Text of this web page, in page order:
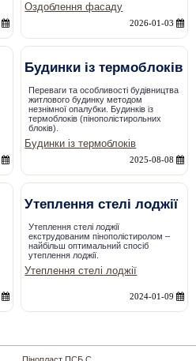
Оздоблення фасаду
2026-01-03
Будинки із термоблоків
Переваги та особливості будівництва
житлового будинку методом
незнімної опалубки. Будинків із
термоблоків (пінополістирольних
блоків).
Будинки із термоблоків
2025-08-08
Утеплення стелі лоджії
Утеплення стелі лоджії
екструдованим пінополістиролом –
найбільш оптимальний спосіб
утеплення лоджії.
Утеплення стелі лоджії
2024-01-09